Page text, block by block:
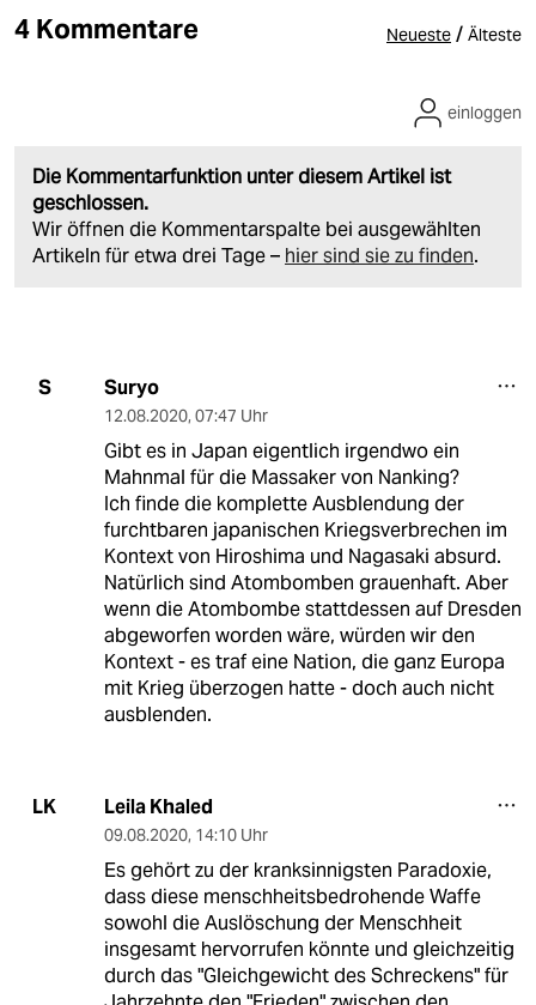
4 Kommentare Neueste / Älteste
Die Kommentarfunktion unter diesem Artikel ist
geschlossen.
Wir öffnen die Kommentarspalte bei ausgewählten
Artikeln für etwa drei Tage – hier sind sie zu finden.
einloggen
S Suryo
12.08.2020, 07:47 Uhr
Gibt es in Japan eigentlich irgendwo ein
Mahnmal für die Massaker von Nanking?
Ich finde die komplette Ausblendung der
furchtbaren japanischen Kriegsverbrechen im
Kontext von Hiroshima und Nagasaki absurd.
Natürlich sind Atombomben grauenhaft. Aber
wenn die Atombombe stattdessen auf Dresden
abgeworfen worden wäre, würden wir den
Kontext - es traf eine Nation, die ganz Europa
mit Krieg überzogen hatte - doch auch nicht
ausblenden.
LK Leila Khaled
09.08.2020, 14:10 Uhr
Es gehört zu der kranksinnigsten Paradoxie,
dass diese menschheitsbedrohende Waffe
sowohl die Auslöschung der Menschheit
insgesamt hervorrufen könnte und gleichzeitig
durch das "Gleichgewicht des Schreckens" für